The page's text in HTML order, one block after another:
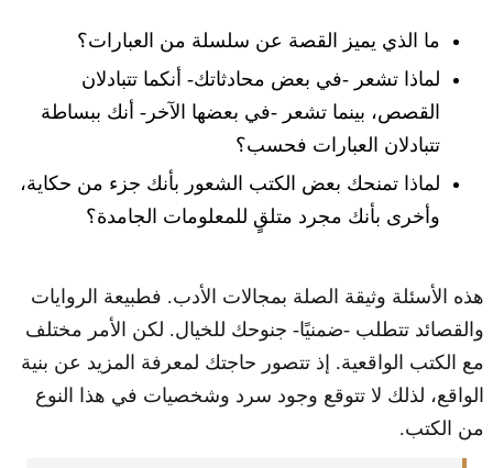
ما الذي يميز القصة عن سلسلة من العبارات؟
لماذا تشعر -في بعض محادثاتك- أنكما تتبادلان
القصص، بينما تشعر -في بعضها الآخر- أنك ببساطة
تتبادلان العبارات فحسب؟
لماذا تمنحك بعض الكتب الشعور بأنك جزء من حكاية،
وأخرى بأنك مجرد متلقٍ للمعلومات الجامدة؟
هذه الأسئلة وثيقة الصلة بمجالات الأدب. فطبيعة الروايات
والقصائد تتطلب -ضمنيًا- جنوحك للخيال. لكن الأمر مختلف
مع الكتب الواقعية. إذ تتصور حاجتك لمعرفة المزيد عن بنية
الواقع، لذلك لا تتوقع وجود سرد وشخصيات في هذا النوع
من الكتب.